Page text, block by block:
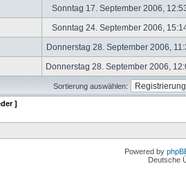
Sonntag 17. September 2006,
Sonntag 24. September 2006,
Donnerstag 28. September 2006,
Donnerstag 28. September 2006,
Sortierung auswählen:
]
Powered by
Deutsche